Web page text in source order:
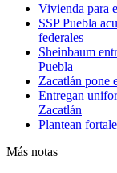
Vivienda para
SSP Puebla
federales
Sheinbaum
Puebla
Zacatlán pone
Entregan
Zacatlán
Plantean
Más notas